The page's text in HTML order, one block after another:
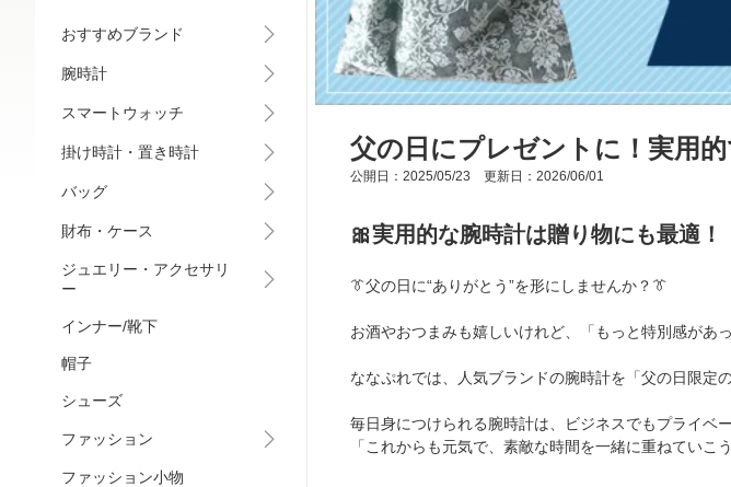
おすすめブランド
腕時計
スマートウォッチ
掛け時計・置き時計
バッグ
財布・ケース
ジュエリー・アクセサリ
ー
インナー/靴下
帽子
シューズ
ファッション
ファッション小物
父の日にプレゼントに！実用
公開日：2025/05/23 更新日：2026/06/01
🎀実用的な腕時計は贈り物にも最適！
👔父の日に“ありがとう”を形にしませんか？👔
お酒やおつまみも嬉しいけれど、「もっと特別感が
ななぷれでは、人気ブランドの腕時計を「父の日限定
毎日身につけられる腕時計は、ビジネスでもプライベ
「これからも元気で、素敵な時間を一緒に重ねてい